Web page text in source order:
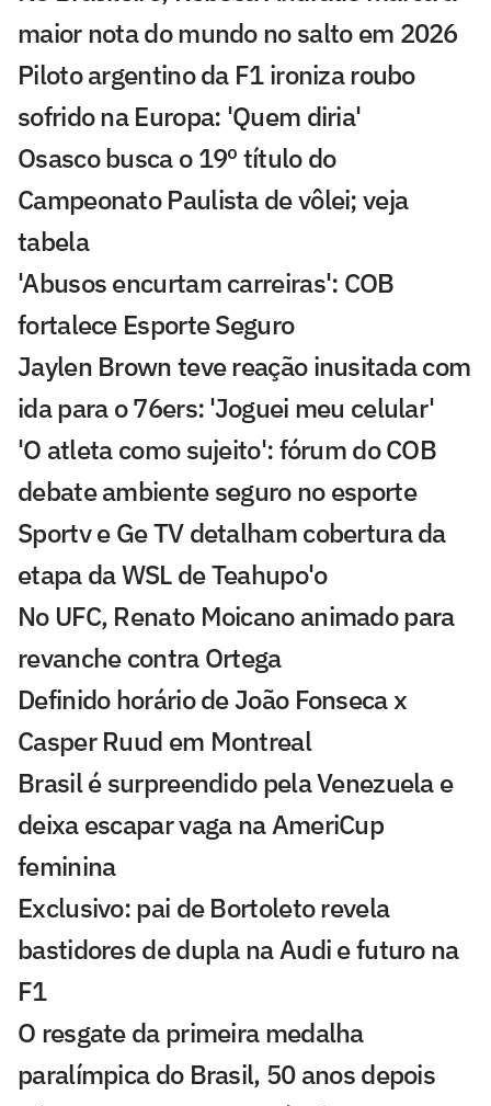
maior nota do mundo no salto em 2026
Piloto argentino da F1 ironiza roubo
sofrido na Europa: 'Quem diria'
Osasco busca o 19º título do
Campeonato Paulista de vôlei; veja
tabela
'Abusos encurtam carreiras': COB
fortalece Esporte Seguro
Jaylen Brown teve reação inusitada com
ida para o 76ers: 'Joguei meu celular'
'O atleta como sujeito': fórum do COB
debate ambiente seguro no esporte
Sportv e Ge TV detalham cobertura da
etapa da WSL de Teahupo'o
No UFC, Renato Moicano animado para
revanche contra Ortega
Definido horário de João Fonseca x
Casper Ruud em Montreal
Brasil é surpreendido pela Venezuela e
deixa escapar vaga na AmeriCup
feminina
Exclusivo: pai de Bortoleto revela
bastidores de dupla na Audi e futuro na
F1
O resgate da primeira medalha
paralímpica do Brasil, 50 anos depois